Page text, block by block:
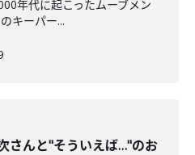
年代に起こったムーブメン
キーパー...
さんと"そういえば…"のお